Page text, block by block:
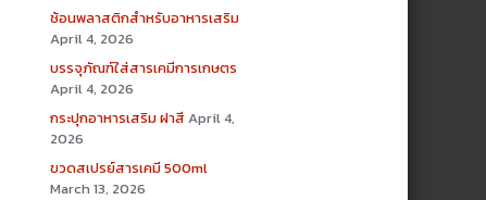
ช้อนพลาสติกสำหรับอาหารเสริม
April 4, 2026
บรรจุภัณฑ์ใส่สารเคมีการเกษตร
April 4, 2026
กระปุกอาหารเสริม ฝาสี April 4,
2026
ขวดสเปรย์สารเคมี 500ml
March 13, 2026